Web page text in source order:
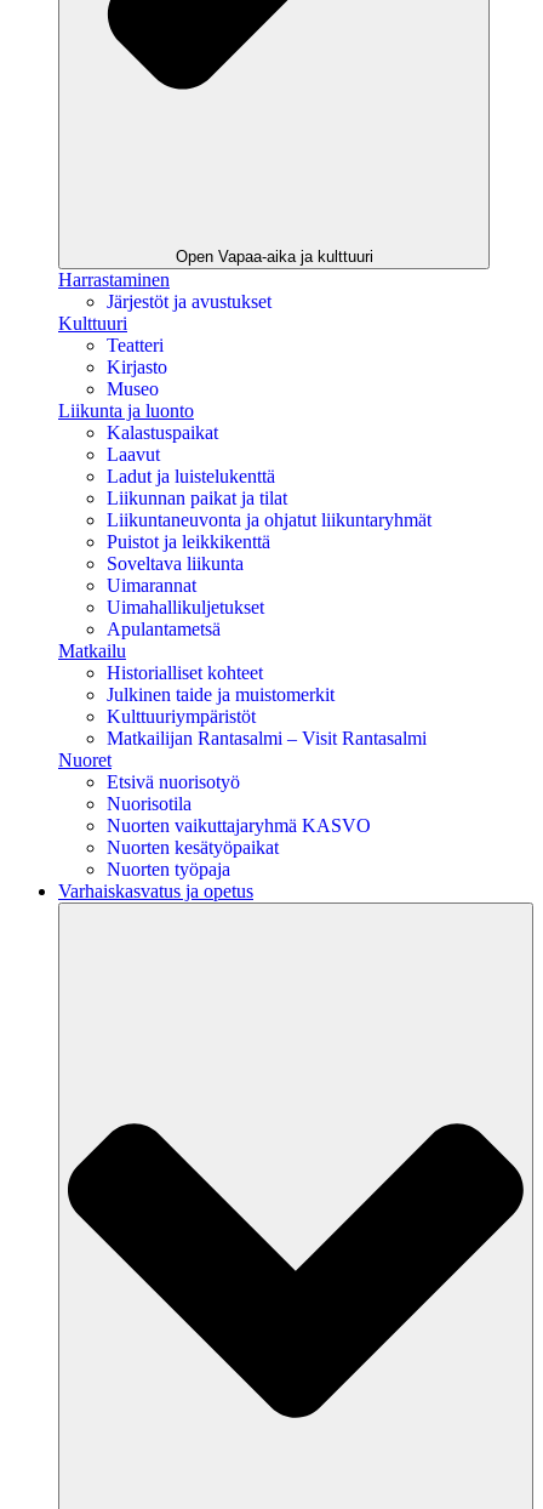
Open Vapaa-aika ja kulttuuri
Harrastaminen
Järjestöt ja avustukset
Kulttuuri
Teatteri
Kirjasto
Museo
Liikunta ja luonto
Kalastuspaikat
Laavut
Ladut ja luistelukenttä
Liikunnan paikat ja tilat
Liikuntaneuvonta ja ohjatut liikuntaryhmät
Puistot ja leikkikenttä
Soveltava liikunta
Uimarannat
Uimahallikuljetukset
Apulantametsä
Matkailu
Historialliset kohteet
Julkinen taide ja muistomerkit
Kulttuuriympäristöt
Matkailijan Rantasalmi – Visit Rantasalmi
Nuoret
Etsivä nuorisotyö
Nuorisotila
Nuorten vaikuttajaryhmä KASVO
Nuorten kesätyöpaikat
Nuorten työpaja
Varhaiskasvatus ja opetus